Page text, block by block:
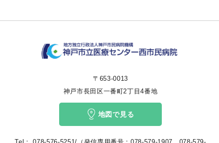
〒653-0013
神戸市長田区一番町2丁目4番地
地図で見る